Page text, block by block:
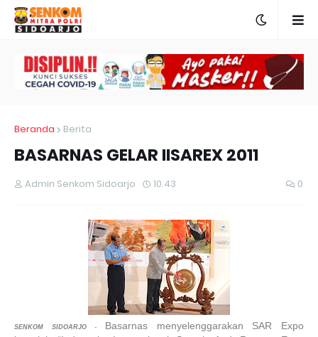
Beranda Berita
BASARNAS GELAR IISAREX 2011
Admin Senkom Sidoarjo 10.43 0
SENKOM SIDOARJO-
Basarnas menyelenggarakan SAR Expo